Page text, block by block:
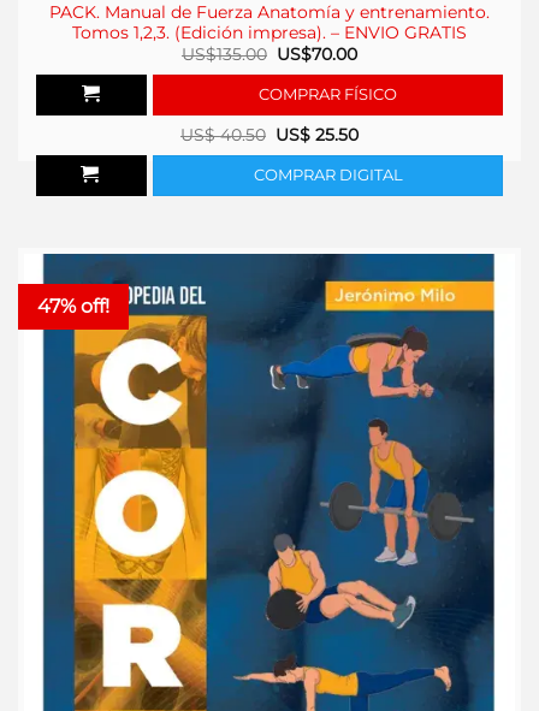
PACK. Manual de Fuerza Anatomía y entrenamiento.
Tomos 1,2,3. (Edición impresa). – ENVIO GRATIS
US$135.00 El
precio
original
era:
US$135.00.
US$70.00El
actual
es:
US$70.00.
COMPRAR FÍSICO
US$40.50 US$25.50
COMPRAR DIGITAL
47% off!